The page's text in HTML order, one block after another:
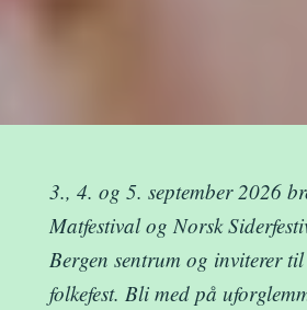
3., 4. og 5. september 2026
Matfestival og Norsk
Bergen sentrum og inviterer til
folkefest. Bli med på